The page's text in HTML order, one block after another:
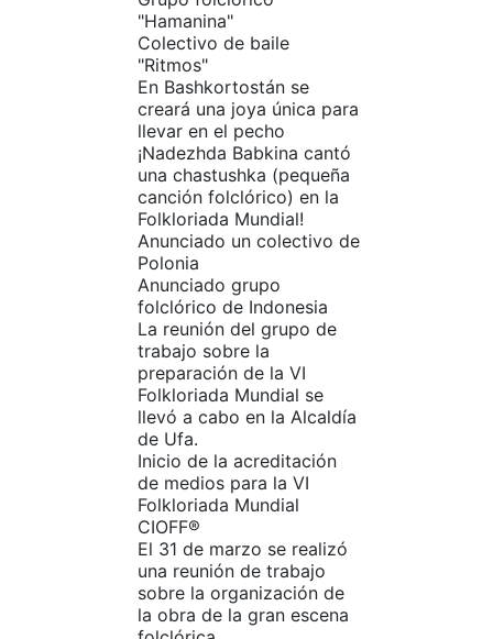
"Hamanina"
Colectivo de baile
"Ritmos"
En Bashkortostán se
creará una joya única para
llevar en el pecho
¡Nadezhda Babkina cantó
una chastushka (pequeña
canción folclórico) en la
Folkloriada Mundial!
Anunciado un colectivo de
Polonia
Anunciado grupo
folclórico de Indonesia
La reunión del grupo de
trabajo sobre la
preparación de la VI
Folkloriada Mundial se
llevó a cabo en la Alcaldía
de Ufa.
Inicio de la acreditación
de medios para la VI
Folkloriada Mundial
CIOFF®
El 31 de marzo se realizó
una reunión de trabajo
sobre la organización de
la obra de la gran escena